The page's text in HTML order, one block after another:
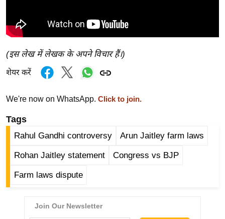
e
w
s
स्टा
इ
ल
क्नॉ
लॉ
(इस लेख में लेखक के अपने विचार हैं।)
शेयर करें
We're now on WhatsApp. Click to join.
Tags
Rahul Gandhi controversy Arun Jaitley farm laws
Rohan Jaitley statement Congress vs BJP
Farm laws dispute